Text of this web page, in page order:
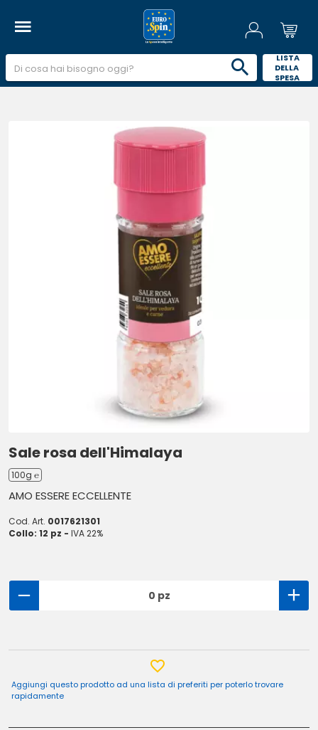
LISTA
DELLA
SPESA
Sale rosa dell'Himalaya
100g ℮
AMO ESSERE ECCELLENTE
Cod. Art. 0017621301
Collo: 12 pz - IVA 22%
0 pz
Aggiungi questo prodotto ad una lista di preferiti per poterlo trovare
rapidamente